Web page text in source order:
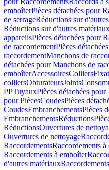
pour RaccordementsRaccords à
emboîterPièces détachées pour
de serrageRéductions sur
Réductions sur d'autres
appareilsPièces détachées pour
de raccordementPièces
raccordementManchons de
détachées pour Manchons de
emboîterAccessoiresColliers
colliersObturateursJoints
PPTuyauxPièces détachées
pour PiècesCoudesPièces
CoudesEmbranchementsPièces
EmbranchementsRéductions
RéductionsOuvertures de
Ouvertures de nettoyage
RaccordementsRaccordements à
Raccordements à emboîter
d'autres matériaux